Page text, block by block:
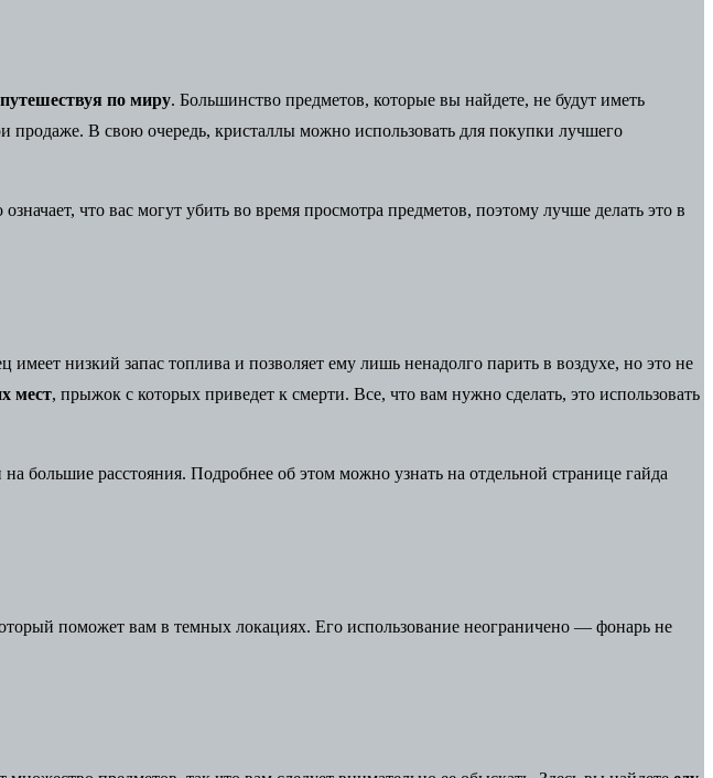
путешествуя по миру. Большинство предметов, которые вы найдете, не будут иметь
продаже. В свою очередь, кристаллы можно использовать для покупки лучшего
означает, что вас могут убить во время просмотра предметов, поэтому лучше делать это в
низкий запас топлива и позволяет ему лишь ненадолго парить в воздухе, но это не
мест, прыжок с которых приведет к смерти. Все, что вам нужно сделать, это использовать
расстояния. Подробнее об этом можно узнать на отдельной странице гайда
поможет вам в темных локациях. Его использование неограничено — фонарь не